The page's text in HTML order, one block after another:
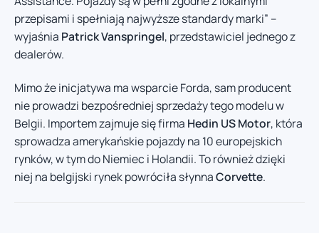
przepisami i spełniają najwyższe standardy marki” –
wyjaśnia Patrick Vanspringel, przedstawiciel jednego z
dealerów.
Mimo że inicjatywa ma wsparcie Forda, sam producent
nie prowadzi bezpośredniej sprzedaży tego modelu w
Belgii. Importem zajmuje się firma Hedin US Motor, która
sprowadza amerykańskie pojazdy na 10 europejskich
rynków, w tym do Niemiec i Holandii. To również dzięki
niej na belgijski rynek powróciła słynnaCorvette.